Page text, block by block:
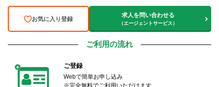
お気に入り登録
求人を問い合わせる
（エージェントサービス）
ご利用の流れ
ご登録
Webで簡単お申し込み
※完全無料でご利用いただけます